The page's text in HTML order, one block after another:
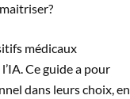
médicaux
Ce guide a pour
dans leurs choix, en